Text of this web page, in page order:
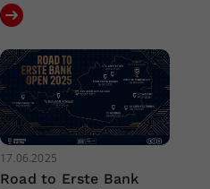
17.06.2025
Road to Erste Bank